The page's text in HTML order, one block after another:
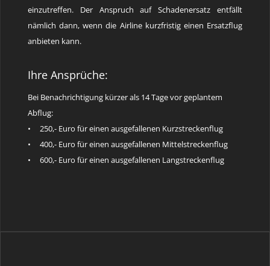
einzutreffen. Der Anspruch auf Schadenersatz entfällt
nämlich dann, wenn die Airline kurzfristig einen Ersatzflug
anbieten kann.
Ihre Ansprüche:
Bei Benachrichtigung kürzer als 14 Tage vor geplantem
Abflug:
• 250,- Euro für einen ausgefallenen Kurzstreckenflug
• 400,- Euro für einen ausgefallenen Mittelstreckenflug
• 600,- Euro für einen ausgefallenen Langstreckenflug